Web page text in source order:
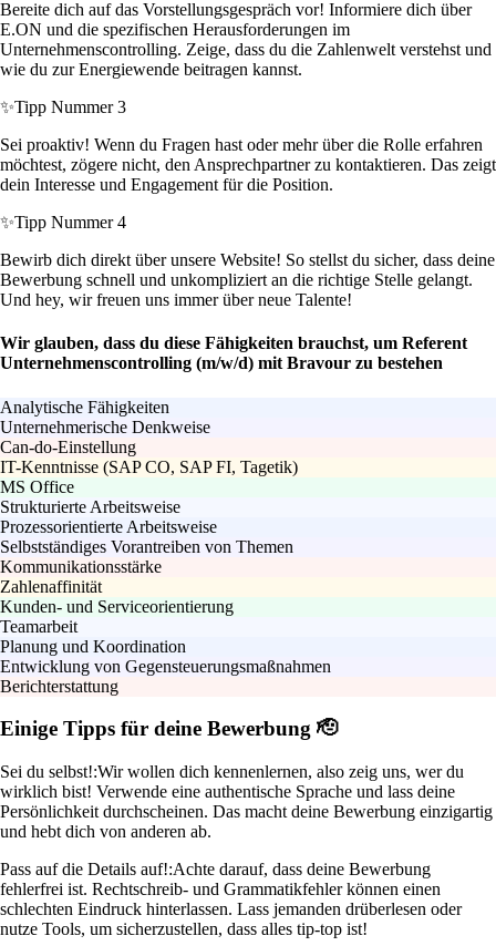
Bereite dich auf das Vorstellungsgespräch vor! Informiere dich über
E.ON und die spezifischen Herausforderungen im
Unternehmenscontrolling. Zeige, dass du die Zahlenwelt verstehst und
wie du zur Energiewende beitragen kannst.
✨Tipp Nummer 3
Sei proaktiv! Wenn du Fragen hast oder mehr über die Rolle erfahren
möchtest, zögere nicht, den Ansprechpartner zu kontaktieren. Das zeigt
dein Interesse und Engagement für die Position.
✨Tipp Nummer 4
Bewirb dich direkt über unsere Website! So stellst du sicher, dass deine
Bewerbung schnell und unkompliziert an die richtige Stelle gelangt.
Und hey, wir freuen uns immer über neue Talente!
Wir glauben, dass du diese Fähigkeiten brauchst, um Referent
Unternehmenscontrolling (m/w/d) mit Bravour zu bestehen
Analytische Fähigkeiten
Unternehmerische Denkweise
Can-do-Einstellung
IT-Kenntnisse (SAP CO, SAP FI, Tagetik)
MS Office
Strukturierte Arbeitsweise
Prozessorientierte Arbeitsweise
Selbstständiges Vorantreiben von Themen
Kommunikationsstärke
Zahlenaffinität
Kunden- und Serviceorientierung
Teamarbeit
Planung und Koordination
Entwicklung von Gegensteuerungsmaßnahmen
Berichterstattung
Einige Tipps für deine Bewerbung 🫡
Sei du selbst!:Wir wollen dich kennenlernen, also zeig uns, wer du
wirklich bist! Verwende eine authentische Sprache und lass deine
Persönlichkeit durchscheinen. Das macht deine Bewerbung einzigartig
und hebt dich von anderen ab.
Pass auf die Details auf!:Achte darauf, dass deine Bewerbung
fehlerfrei ist. Rechtschreib- und Grammatikfehler können einen
schlechten Eindruck hinterlassen. Lass jemanden drüberlesen oder
nutze Tools, um sicherzustellen, dass alles tip-top ist!